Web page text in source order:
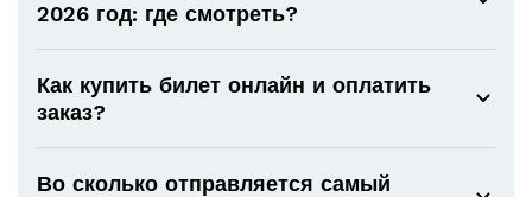
2026 год: где смотреть?
Как купить билет онлайн и оплатить
заказ?
Во сколько отправляется самый